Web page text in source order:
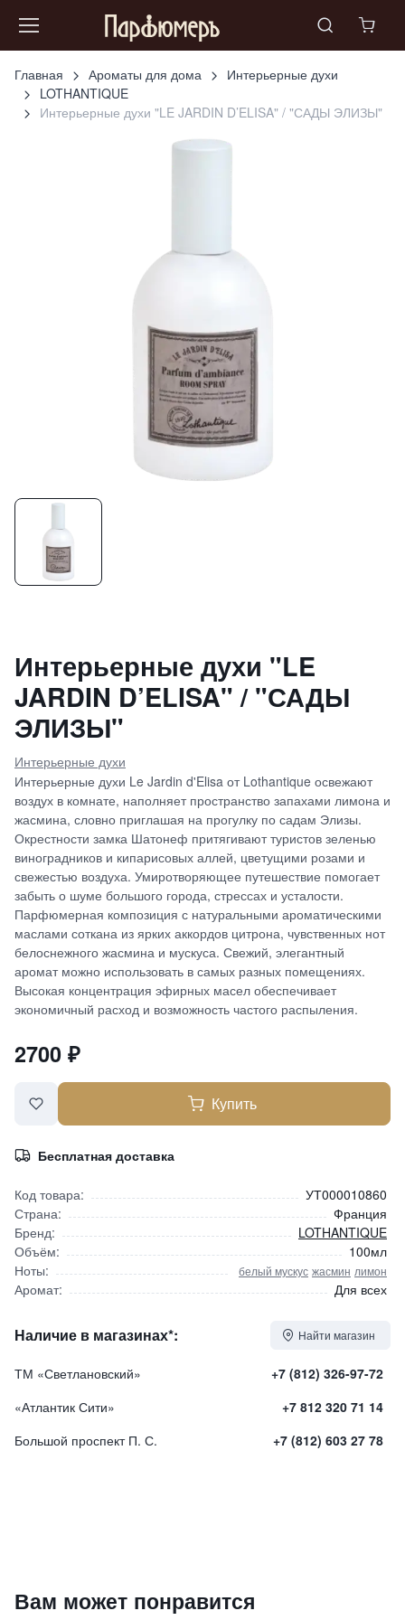
Главная Ароматы для дома
Интерьерные духи
LOTHANTIQUE
Интерьерные духи "LE JARDIN D’ELISA" / "САДЫ ЭЛИЗЫ"
Интерьерные духи "LE
JARDIN D’ELISA" / "САДЫ
ЭЛИЗЫ"
Интерьерные духи
Интерьерные духи Le Jardin d'Elisa от Lothantique освежают
воздух в комнате, наполняет пространство запахами лимона и
жасмина, словно приглашая на прогулку по садам Элизы.
Окрестности замка Шатонеф притягивают туристов зеленью
виноградников и кипарисовых аллей, цветущими розами и
свежестью воздуха. Умиротворяющее путешествие помогает
забыть о шуме большого города, стрессах и усталости.
Парфюмерная композиция с натуральными ароматическими
маслами соткана из ярких аккордов цитрона, чувственных нот
белоснежного жасмина и мускуса. Свежий, элегантный
аромат можно использовать в самых разных помещениях.
Высокая концентрация эфирных масел обеспечивает
экономичный расход и возможность частого распыления.
2700 ₽
Купить
Бесплатная доставка
Код товара:
УТ000010860
Страна:
Франция
Бренд:
LOTHANTIQUE
Объём:
100мл
Ноты:
белый мускус жасмин лимон
Аромат: Для всех
Наличие в магазинах*: Найти магазин
ТМ «Светлановский»
+7 (812) 326-97-72
«Атлантик Сити»
+7 812 320 71 14
Большой проспект П. С.
+7 (812) 603 27 78
2700₽9 840 ₽
Вам может понравится